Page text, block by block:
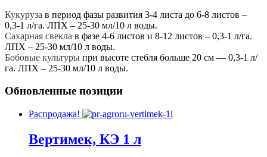
Кукуруза в период фазы развития 3-4 листа до 6-8 листов –
0,3-1 л/га. ЛПХ – 25-30 мл/10 л воды.
Сахарная свекла в фазе 4-6 листов и 8-12 листов – 0,3-1 л/га.
ЛПХ – 25-30 мл/10 л воды.
Бобовые культуры при высоте стебля больше 20 см — 0,3-1 л/
га. ЛПХ – 25-30 мл/10 л воды.
Обновленные позиции
Распродажа!
Вертимек, КЭ 1 л